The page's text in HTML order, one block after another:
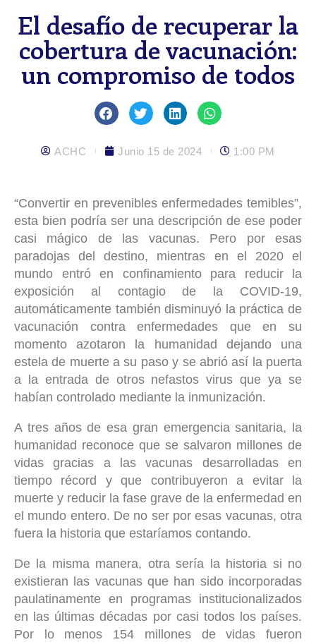
El desafío de recuperar la
cobertura de vacunación:
un compromiso de todos
ACHC Junio 15 de 2024 1:00 PM
“Convertir en prevenibles enfermedades temibles”,
esta bien podría ser una descripción de ese poder
casi mágico de las vacunas. Pero por esas
paradojas del destino, mientras en el 2020 el
mundo entró en confinamiento para reducir la
exposición al contagio de la COVID-19,
automáticamente también disminuyó la práctica de
vacunación contra enfermedades que en su
momento azotaron la humanidad dejando una
estela de muerte a su paso y se abrió así la puerta
a la entrada de otros nefastos virus que ya se
habían controlado mediante la inmunización.
A tres años de esa gran emergencia sanitaria, la
humanidad reconoce que se salvaron millones de
vidas gracias a las vacunas desarrolladas en
tiempo récord y que contribuyeron a evitar la
muerte y reducir la fase grave de la enfermedad en
el mundo entero. De no ser por esas vacunas, otra
fuera la historia que estaríamos contando.
De la misma manera, otra sería la historia si no
existieran las vacunas que han sido incorporadas
paulatinamente en programas institucionalizados
en las últimas décadas por casi todos los países.
Por lo menos 154 millones de vidas fueron